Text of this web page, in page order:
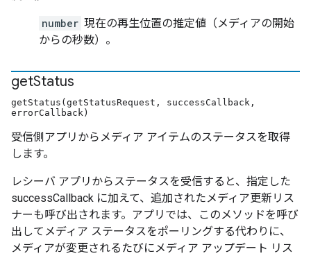
number 現在の再生位置の推定値（メディアの開始
からの秒数）。
getStatus
getStatus(getStatusRequest, successCallback,
errorCallback)
受信側アプリからメディア アイテムのステータスを取得
します。
レシーバ アプリからステータスを受信すると、指定した
successCallback に加えて、追加されたメディア更新リス
ナーも呼び出されます。アプリでは、このメソッドを呼び
出してメディア ステータスをポーリングする代わりに、
メディアが変更されるたびにメディア アップデート リス